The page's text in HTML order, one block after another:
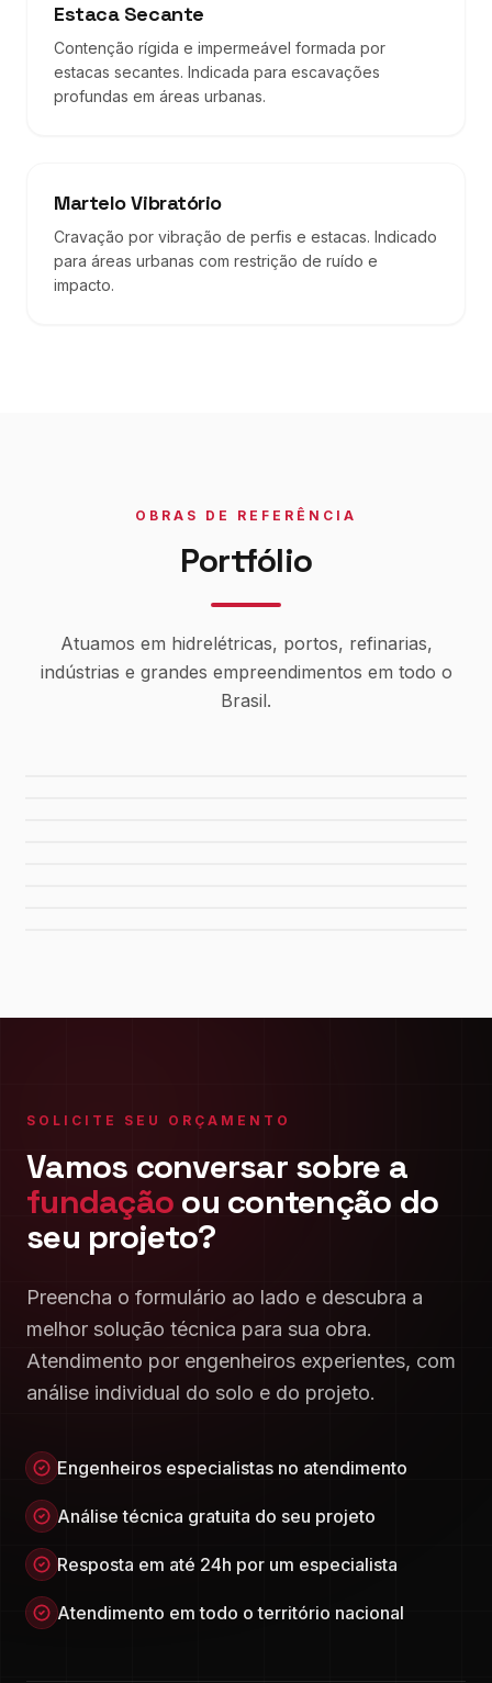
Estaca Secante
Contenção rígida e impermeável formada por
estacas secantes. Indicada para escavações
profundas em áreas urbanas.
Martelo Vibratório
Cravação por vibração de perfis e estacas. Indicado
para áreas urbanas com restrição de ruído e
impacto.
OBRAS DE REFERÊNCIA
Portfólio
Atuamos em hidrelétricas, portos, refinarias,
indústrias e grandes empreendimentos em todo o
Brasil.
SOLICITE SEU ORÇAMENTO
Vamos conversar sobre a
fundação ou contenção do
seu projeto?
Preencha o formulário ao lado e descubra a
melhor solução técnica para sua obra.
Atendimento por engenheiros experientes, com
análise individual do solo e do projeto.
Engenheiros especialistas no atendimento
Análise técnica gratuita do seu projeto
Resposta em até 24h por um especialista
Atendimento em todo o território nacional